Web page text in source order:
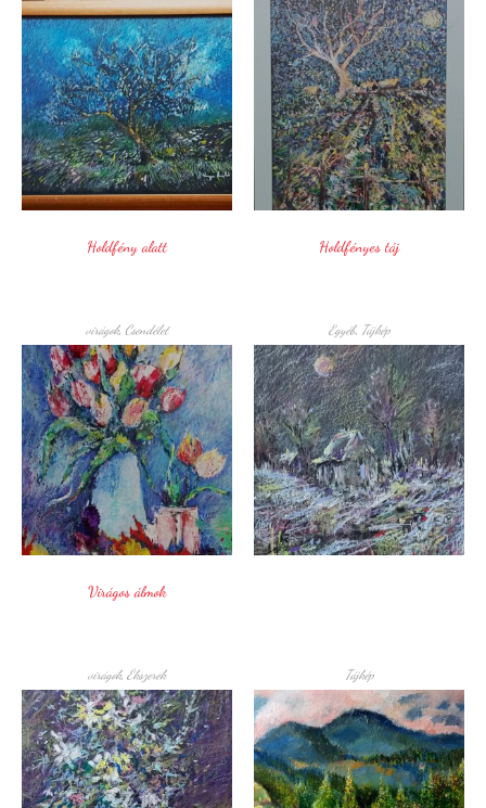
Holdfény alatt Holdfényes táj
virágok, Csendélet
Virágos álmok
Egyéb, Tájkép
virágok, Ékszerek Tájkép